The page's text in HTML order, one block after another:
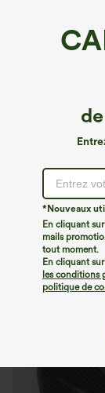
*Nouveaux
En cliquant
mails
tout moment.
En cliquant
les conditions
politique de
Tongs unies